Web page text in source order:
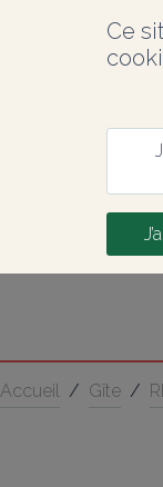
Ce
Accueil / Gîte /